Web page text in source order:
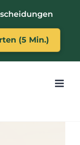
(5 Min.)